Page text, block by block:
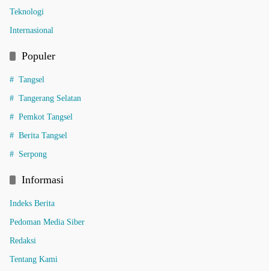
Teknologi
Internasional
Populer
Tangsel
Tangerang Selatan
Pemkot Tangsel
Berita Tangsel
Serpong
Informasi
Indeks Berita
Pedoman Media Siber
Redaksi
Tentang Kami